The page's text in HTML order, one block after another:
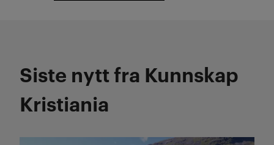
Siste nytt fra Kunnskap
Kristiania